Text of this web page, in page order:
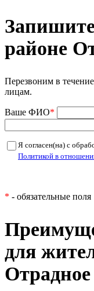
районе
Перезвоним в
лицам.
Ваше ФИО*
Я согласен(на) с
Политикой в
* - обязательные поля
для
Отрадное